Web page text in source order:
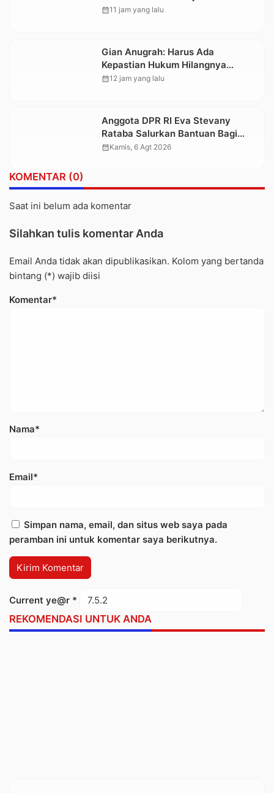
juga Lolos ke Pekan Seni
calendar_month11 jam yang lalu
Gian Anugrah: Harus Ada
Kepastian Hukum Hilangnya
Stoner, Agar Keluarga tidak Larut
calendar_month12 jam yang lalu
Anggota DPR RI Eva Stevany
Rataba Salurkan Bantuan Bagi
Warga Terdampak Longsor di
calendar_monthKamis, 6 Agt 2026
KOMENTAR (0)
Saat ini belum ada komentar
Silahkan tulis komentar Anda
Email Anda tidak akan dipublikasikan. Kolom yang bertanda
bintang (*) wajib diisi
Komentar*
Nama*
Email*
Simpan nama, email, dan situs web saya pada
peramban ini untuk komentar saya berikutnya.
Current ye@r *
REKOMENDASI UNTUK ANDA